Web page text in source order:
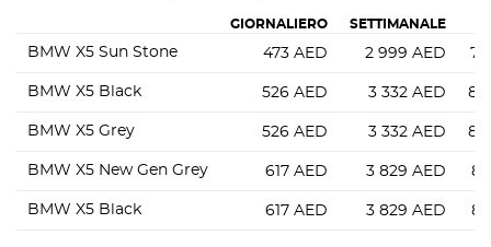
GIORNALIERO SETTIMANALE
BMW X5 Sun Stone 473 AED 2 999 AED 7
BMW X5 Black 526 AED 3 332 AED 8
BMW X5 Grey 526 AED 3 332 AED 8
BMW X5 New Gen Grey 617 AED 3 829 AED 8
BMW X5 Black 617 AED 3 829 AED 8